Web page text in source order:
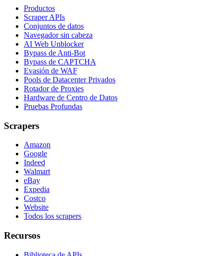
Productos
Scraper APIs
Conjuntos de datos
Navegador sin cabeza
AI Web Unblocker
Bypass de Anti-Bot
Bypass de CAPTCHA
Evasión de WAF
Pools de Datacenter Privados
Rotador de Proxies
Hardware de Centro de Datos
Pruebas Profundas
Scrapers
Amazon
Google
Indeed
Walmart
eBay
Expedia
Costco
Website
Todos los scrapers
Recursos